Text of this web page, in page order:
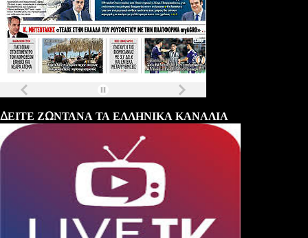
ΔΕΙΤΕ ΖΩΝΤΑΝΑ ΤΑ ΕΛΛΗΝΙΚΑ ΚΑΝΑΛΙΑ